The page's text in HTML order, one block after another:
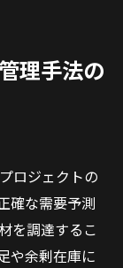
理手法の
ロジェクトの
確な需要予測
を調達するこ
や余剰在庫に